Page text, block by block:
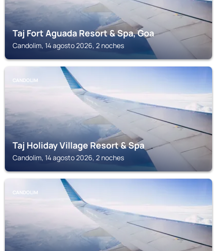
Taj Fort Aguada Resort & Spa, Goa
Candolim, 14 agosto 2026, 2 noches
CANDOLIM
Taj Holiday Village Resort & Spa
Candolim, 14 agosto 2026, 2 noches
CANDOLIM